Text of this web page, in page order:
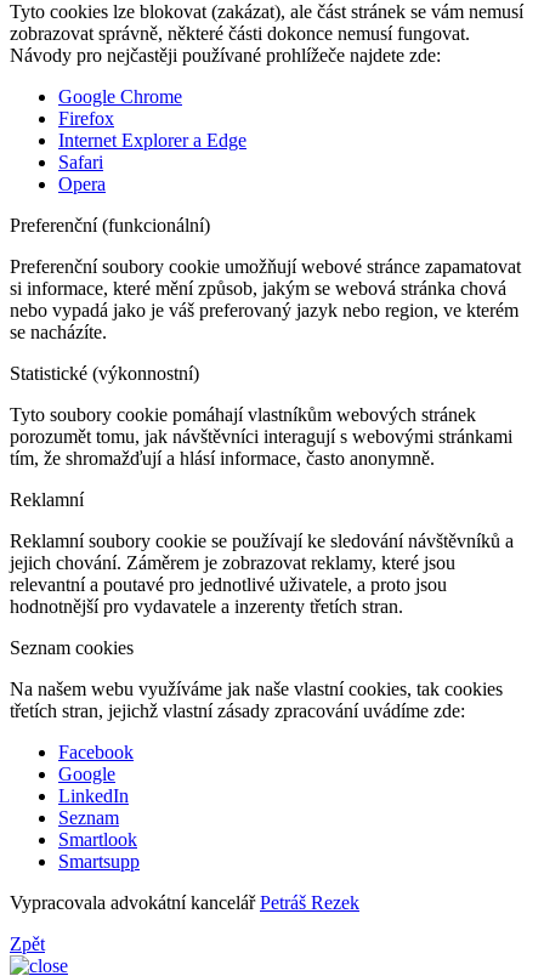
Tyto cookies lze blokovat (zakázat), ale část stránek se vám nemusí
zobrazovat správně, některé části dokonce nemusí fungovat.
Návody pro nejčastěji používané prohlížeče najdete zde:
Google Chrome
Firefox
Internet Explorer a Edge
Safari
Opera
Preferenční (funkcionální)
Preferenční soubory cookie umožňují webové stránce zapamatovat
si informace, které mění způsob, jakým se webová stránka chová
nebo vypadá jako je váš preferovaný jazyk nebo region, ve kterém
se nacházíte.
Statistické (výkonnostní)
Tyto soubory cookie pomáhají vlastníkům webových stránek
porozumět tomu, jak návštěvníci interagují s webovými stránkami
tím, že shromažďují a hlásí informace, často anonymně.
Reklamní
Reklamní soubory cookie se používají ke sledování návštěvníků a
jejich chování. Záměrem je zobrazovat reklamy, které jsou
relevantní a poutavé pro jednotlivé uživatele, a proto jsou
hodnotnější pro vydavatele a inzerenty třetích stran.
Seznam cookies
Na našem webu využíváme jak naše vlastní cookies, tak cookies
třetích stran, jejichž vlastní zásady zpracování uvádíme zde:
Facebook
Google
LinkedIn
Seznam
Smartlook
Smartsupp
Vypracovala advokátní kancelářPetráš Rezek
Zpět